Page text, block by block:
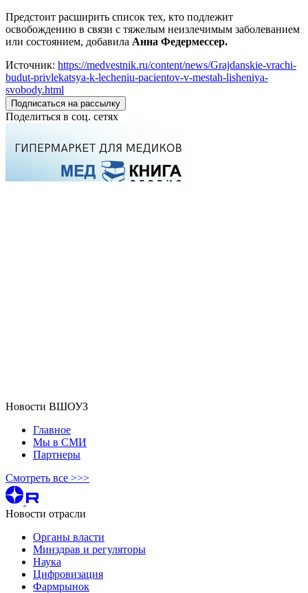
Предстоит расширить список тех, кто подлежит
освобождению в связи с тяжелым неизлечимым заболеванием
или состоянием, добавила Анна Федермессер.
Источник: https://medvestnik.ru/content/news/Grajdanskie-vrachi-
budut-privlekatsya-k-lecheniu-pacientov-v-mestah-lisheniya-
svobody.html
Подписаться на рассылку
Поделиться в соц. сетях
Новости ВШОУЗ
Главное
Мы в СМИ
Партнеры
Смотреть все >>>
Новости отрасли
Органы власти
Минздрав и регуляторы
Наука
Цифровизация
Фармрынок